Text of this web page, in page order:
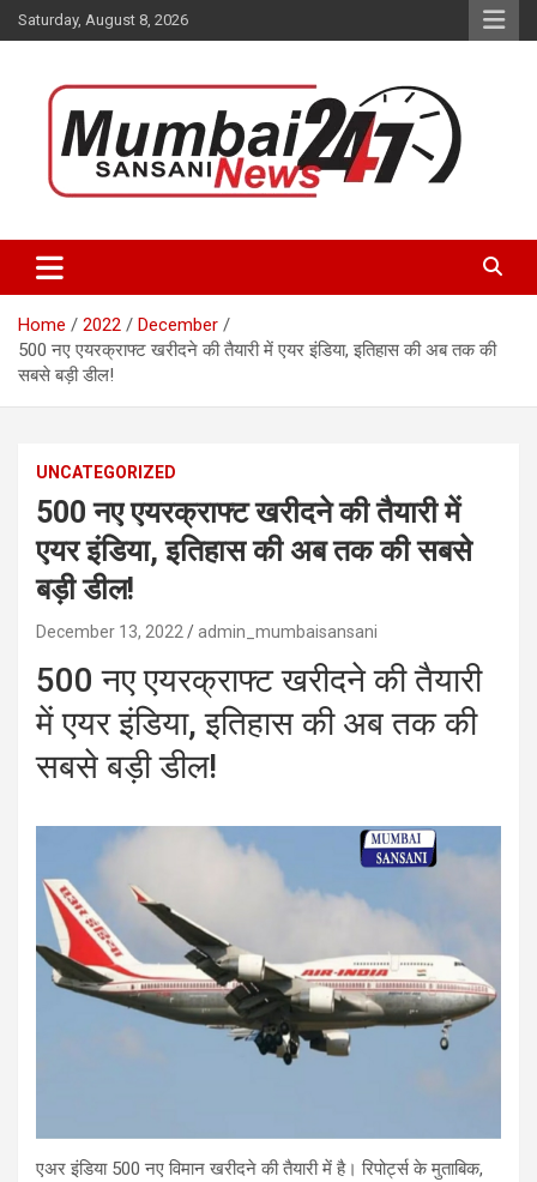
Skip
to
Saturday, August 8, 2026
Mumbai Sansani
time updates on recent news around the World.
Home 2022
December
500 नए एयरक्राफ्ट खरीदने की तैयारी में एयर इंडिया, इतिहास की अब तक की
सबसे बड़ी डील!
UNCATEGORIZED
500 नए एयरक्राफ्ट खरीदने की तैयारी में
एयर इंडिया, इतिहास की अब तक की सबसे
बड़ी डील!
December 13, 2022 admin_mumbaisansani
500 नए एयरक्राफ्ट खरीदने की तैयारी
में एयर इंडिया, इतिहास की अब तक की
सबसे बड़ी डील!
एअर इंडिया 500 नए विमान खरीदने की तैयारी में है। रिपोर्ट्स के मुताबिक,